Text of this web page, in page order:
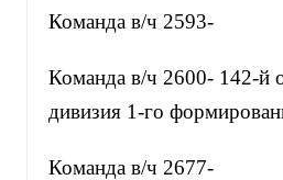
Команда в/ч 2593-
Команда в/ч 2600- 142-й
дивизия 1-го
Команда в/ч 2677-